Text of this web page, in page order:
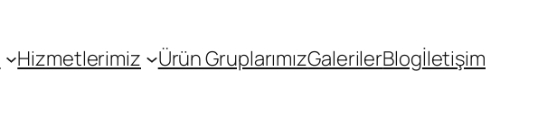
Hizmetlerimiz Ürün GruplarımızGalerilerBlogİletişim